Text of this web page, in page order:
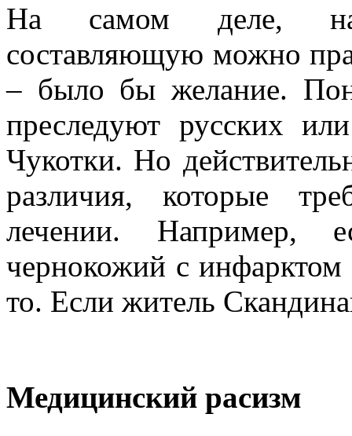
На самом деле,
составляющую можно
– было бы желание.
преследуют русских
Чукотки. Но
различия, которые
лечении. Например,
чернокожий с инфарктом
то. Если житель
Медицинский расизм